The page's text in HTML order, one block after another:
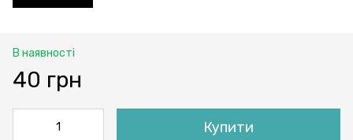
В наявності
40 грн
Купити